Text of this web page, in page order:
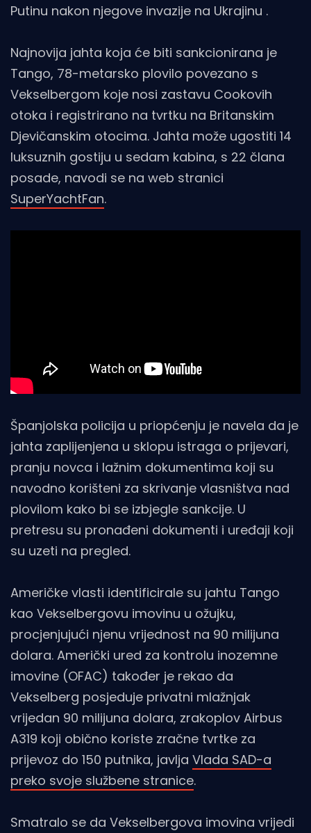
Putinu nakon njegove invazije na Ukrajinu .
Najnovija jahta koja će biti sankcionirana je
Tango, 78-metarsko plovilo povezano s
Vekselbergom koje nosi zastavu Cookovih
otoka i registrirano na tvrtku na Britanskim
Djevičanskim otocima. Jahta može ugostiti 14
luksuznih gostiju u sedam kabina, s 22 člana
posade, navodi se na web stranici
SuperYachtFan.
Španjolska policija u priopćenju je navela da je
jahta zaplijenjena u sklopu istraga o prijevari,
pranju novca i lažnim dokumentima koji su
navodno korišteni za skrivanje vlasništva nad
plovilom kako bi se izbjegle sankcije. U
pretresu su pronađeni dokumenti i uređaji koji
su uzeti na pregled.
Američke vlasti identificirale su jahtu Tango
kao Vekselbergovu imovinu u ožujku,
procjenjujući njenu vrijednost na 90 milijuna
dolara. Američki ured za kontrolu inozemne
imovine (OFAC) također je rekao da
Vekselberg posjeduje privatni mlažnjak
vrijedan 90 milijuna dolara, zrakoplov Airbus
A319 koji obično koriste zračne tvrtke za
prijevoz do 150 putnika, javlja Vlada SAD-a
preko svoje službene stranice.
Smatralo se da Vekselbergova imovina vrijedi